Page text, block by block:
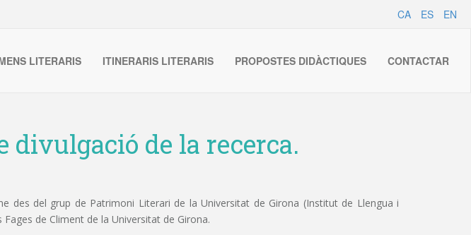
CA ES EN
LITERARIS ITINERARIS LITERARIS PROPOSTES DIDÀCTIQUES CONTACTAR
de la recerca.
des del grup de Patrimoni Literari de la Universitat de Girona (Institut de Llengua i
de Climent de la Universitat de Girona.